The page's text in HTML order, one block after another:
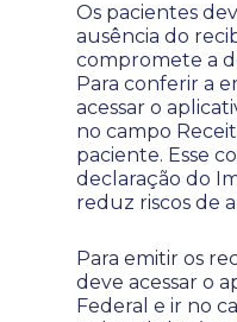
Os pacientes
ausência do
compromete a
Para conferir a
acessar o
no campo
paciente. Esse
declaração do
reduz riscos de
Para emitir os
deve acessar o
Federal e ir no